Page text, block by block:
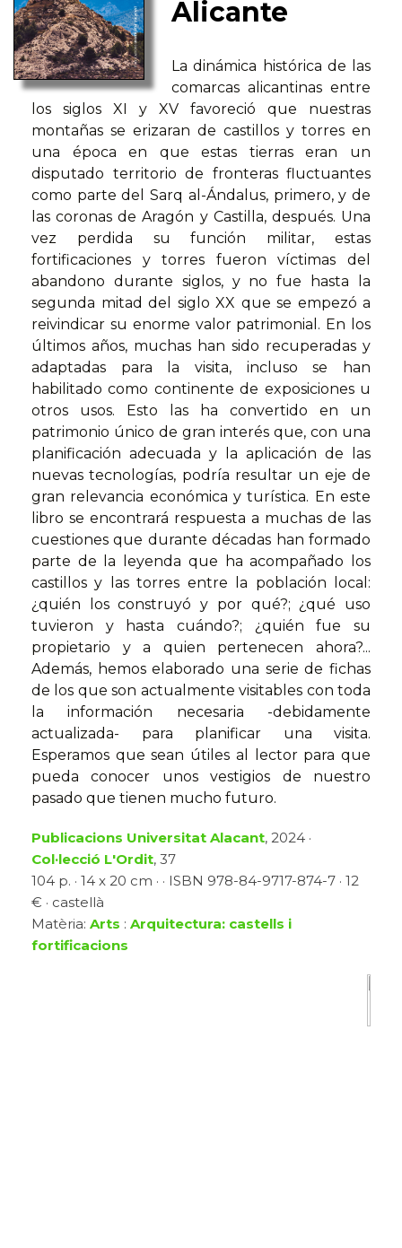
Alicante
La dinámica histórica de las
comarcas alicantinas entre
los siglos XI y XV favoreció que nuestras
montañas se erizaran de castillos y torres en
una época en que estas tierras eran un
disputado territorio de fronteras fluctuantes
como parte del Sarq al-Ándalus, primero, y de
las coronas de Aragón y Castilla, después. Una
vez perdida su función militar, estas
fortificaciones y torres fueron víctimas del
abandono durante siglos, y no fue hasta la
segunda mitad del siglo XX que se empezó a
reivindicar su enorme valor patrimonial. En los
últimos años, muchas han sido recuperadas y
adaptadas para la visita, incluso se han
habilitado como continente de exposiciones u
otros usos. Esto las ha convertido en un
patrimonio único de gran interés que, con una
planificación adecuada y la aplicación de las
nuevas tecnologías, podría resultar un eje de
gran relevancia económica y turística. En este
libro se encontrará respuesta a muchas de las
cuestiones que durante décadas han formado
parte de la leyenda que ha acompañado los
castillos y las torres entre la población local:
¿quién los construyó y por qué?; ¿qué uso
tuvieron y hasta cuándo?; ¿quién fue su
propietario y a quien pertenecen ahora?...
Además, hemos elaborado una serie de fichas
de los que son actualmente visitables con toda
la información necesaria -debidamente
actualizada- para planificar una visita.
Esperamos que sean útiles al lector para que
pueda conocer unos vestigios de nuestro
pasado que tienen mucho futuro.
Publicacions Universitat Alacant, 2024 ·
Col·lecció L'Ordit, 37
104 p. · 14 x 20 cm · · ISBN 978-84-9717-874-7 · 12
€ · castellà
Matèria: Arts : Arquitectura: castells i
fortificacions